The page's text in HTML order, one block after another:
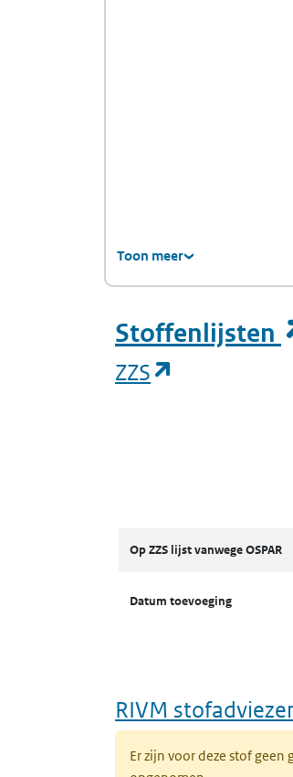
Toon meer
Stoffenlijsten
ZZS
Op ZZS lijst vanwege OSPAR
Datum toevoeging
RIVM
Er zijn voor deze stof